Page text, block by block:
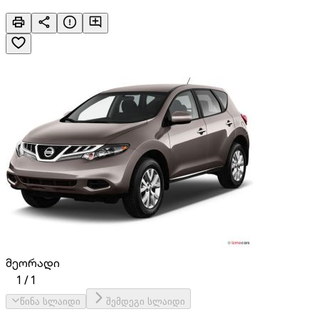
მეორადი
1 /1
წინა სლაიდი შემდეგი სლაიდი